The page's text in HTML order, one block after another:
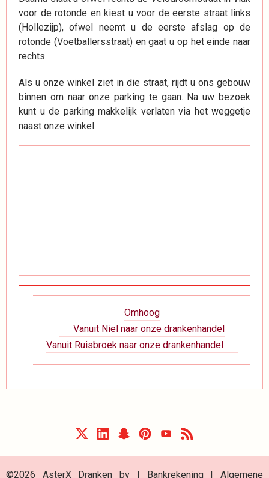
voor de rotonde en kiest u voor de eerste straat links
(Hollezijp), ofwel neemt u de eerste afslag op de
rotonde (Voetballersstraat) en gaat u op het einde naar
rechts.
Als u onze winkel ziet in die straat, rijdt u ons gebouw
binnen om naar onze parking te gaan. Na uw bezoek
kunt u de parking makkelijk verlaten via het weggetje
naast onze winkel.
voor
Wegbeschrijving
Vanuit Niel naar onze drankenhandel
Omhoog
Vanuit Ruisbroek naar onze drankenhandel
©2026 AsterX Dranken bv | Bankrekening|Algemene